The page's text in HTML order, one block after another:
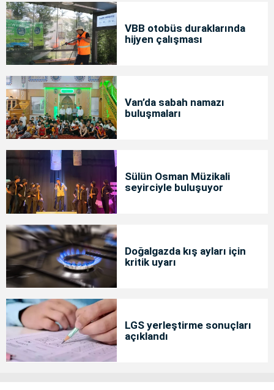
VBB otobüs duraklarında
hijyen çalışması
Van’da sabah namazı
buluşmaları
Sülün Osman Müzikali
seyirciyle buluşuyor
Doğalgazda kış ayları için
kritik uyarı
LGS yerleştirme sonuçları
açıklandı